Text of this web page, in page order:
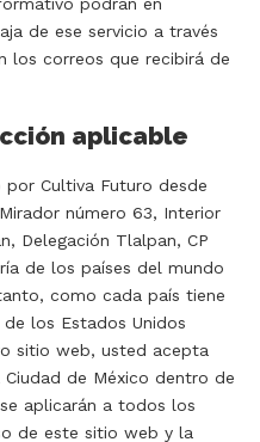
de ese servicio a través
los correos que recibirá de
aplicable
Cultiva Futuro desde
número 63, Interior
Delegación Tlalpan, CP
de los países del mundo
como cada país tiene
los Estados Unidos
sitio web, usted acepta
de México dentro de
aplicarán a todos los
de este sitio web y la